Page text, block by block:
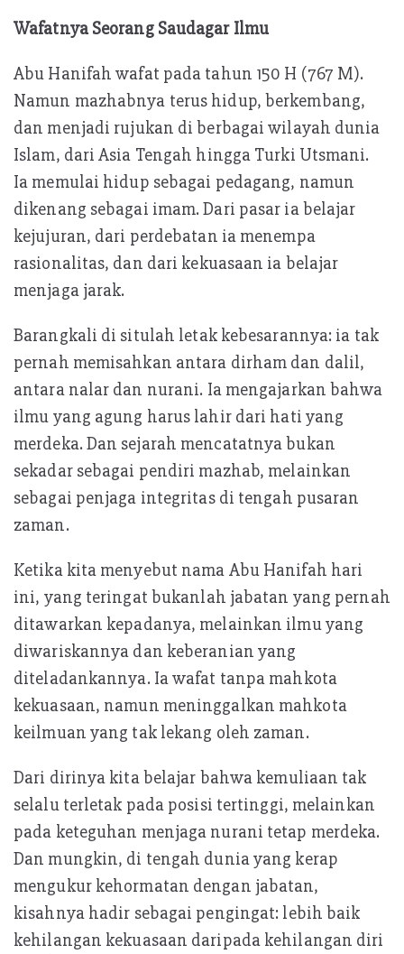
Wafatnya Seorang Saudagar Ilmu
Abu Hanifah wafat pada tahun 150 H (767 M).
Namun mazhabnya terus hidup, berkembang,
dan menjadi rujukan di berbagai wilayah dunia
Islam, dari Asia Tengah hingga Turki Utsmani.
Ia memulai hidup sebagai pedagang, namun
dikenang sebagai imam. Dari pasar ia belajar
kejujuran, dari perdebatan ia menempa
rasionalitas, dan dari kekuasaan ia belajar
menjaga jarak.
Barangkali di situlah letak kebesarannya: ia tak
pernah memisahkan antara dirham dan dalil,
antara nalar dan nurani. Ia mengajarkan bahwa
ilmu yang agung harus lahir dari hati yang
merdeka. Dan sejarah mencatatnya bukan
sekadar sebagai pendiri mazhab, melainkan
sebagai penjaga integritas di tengah pusaran
zaman.
Ketika kita menyebut nama Abu Hanifah hari
ini, yang teringat bukanlah jabatan yang pernah
ditawarkan kepadanya, melainkan ilmu yang
diwariskannya dan keberanian yang
diteladankannya. Ia wafat tanpa mahkota
kekuasaan, namun meninggalkan mahkota
keilmuan yang tak lekang oleh zaman.
Dari dirinya kita belajar bahwa kemuliaan tak
selalu terletak pada posisi tertinggi, melainkan
pada keteguhan menjaga nurani tetap merdeka.
Dan mungkin, di tengah dunia yang kerap
mengukur kehormatan dengan jabatan,
kisahnya hadir sebagai pengingat: lebih baik
kehilangan kekuasaan daripada kehilangan diri